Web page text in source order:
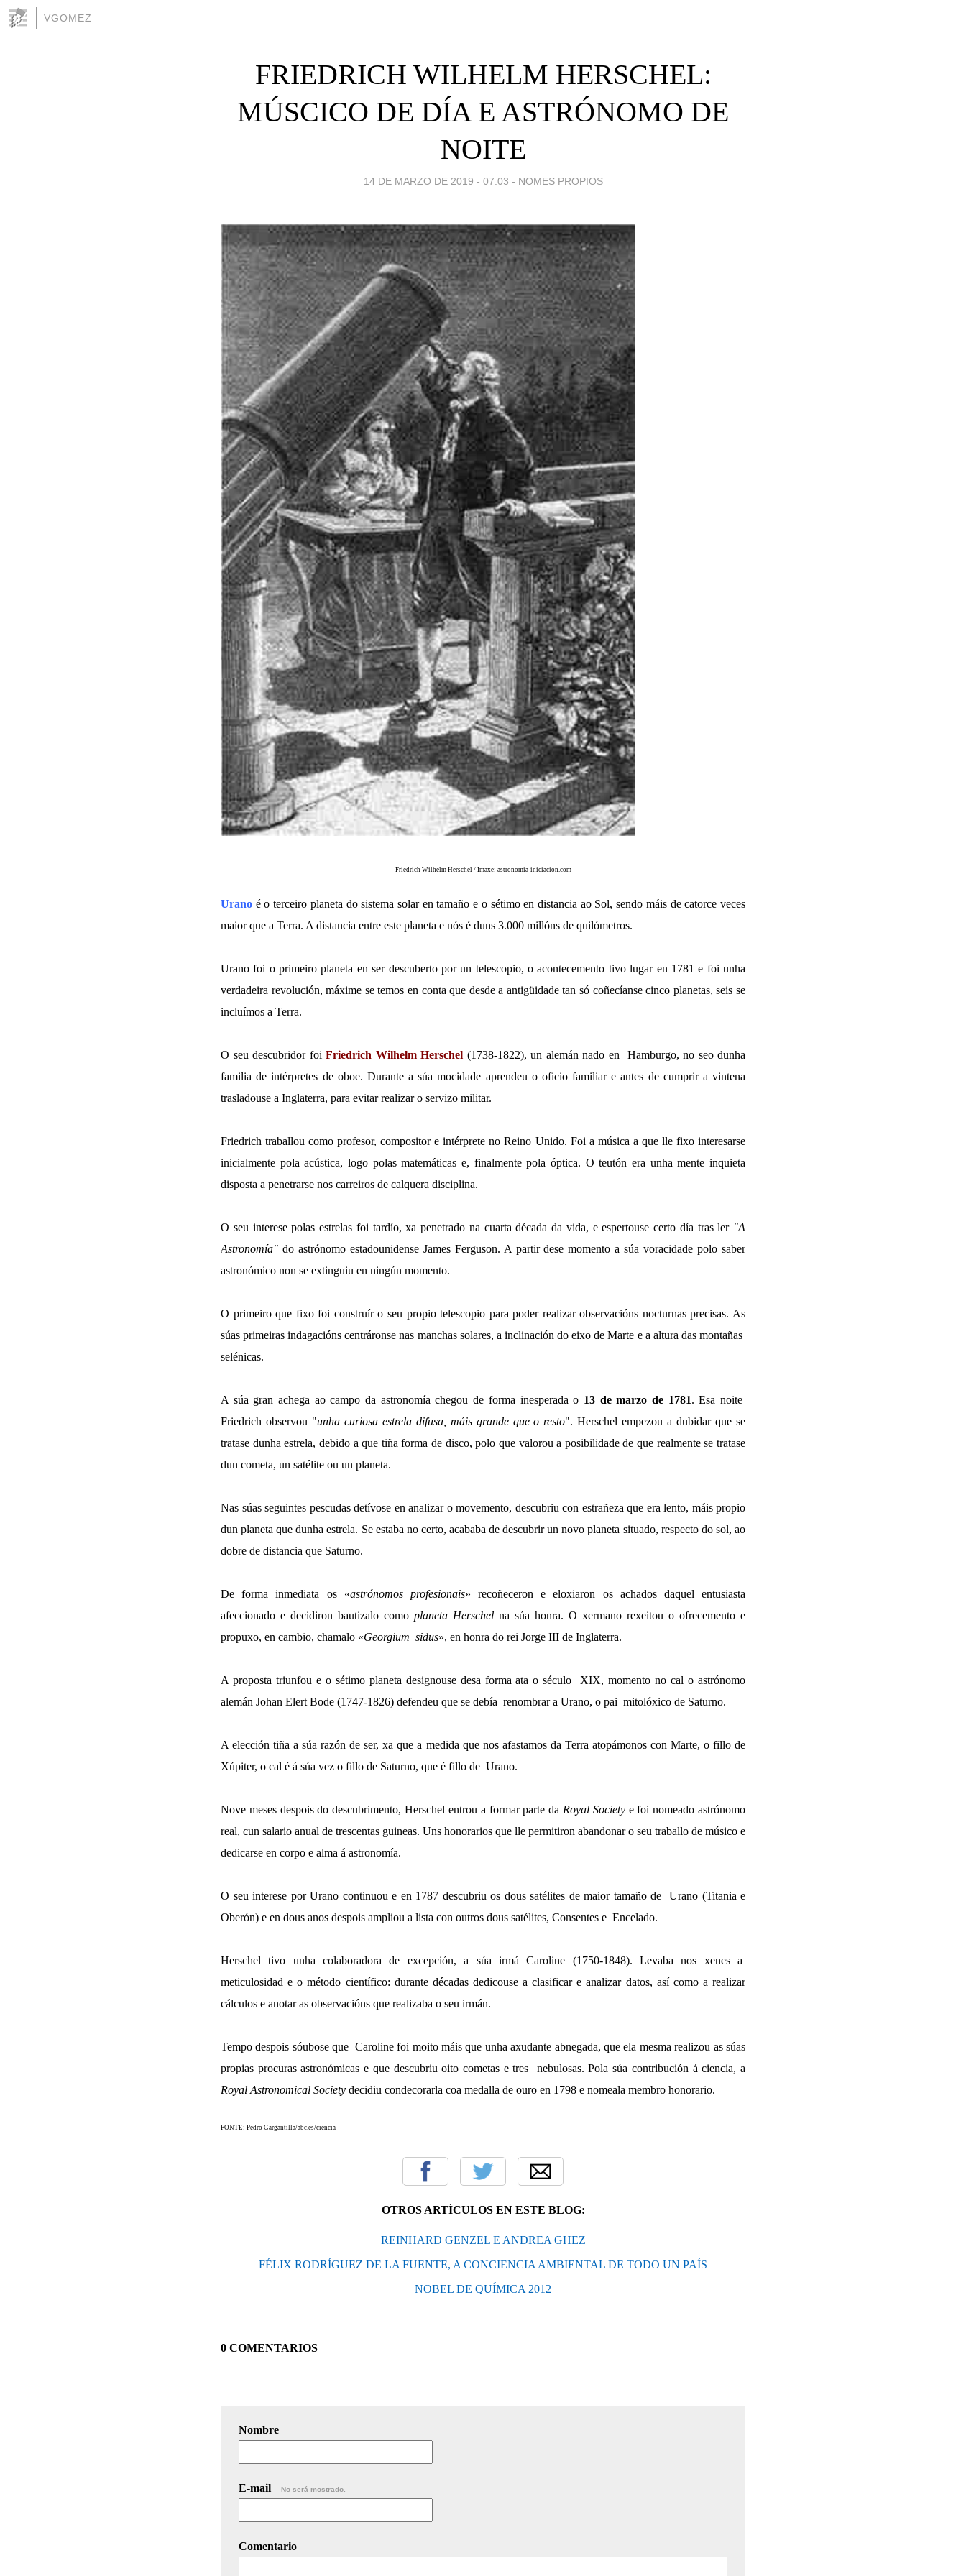
VGOMEZ
FRIEDRICH WILHELM HERSCHEL:
MÚSCICO DE DÍA E ASTRÓNOMO DE
NOITE
14 DE MARZO DE 2019 - 07:03 - NOMES PROPIOS
Friedrich Wilhelm Herschel / Imaxe: astronomia-iniciacion.com
Urano é o terceiro planeta do sistema solar en tamaño e o sétimo en distancia ao Sol, sendo máis de catorce veces
maior que a Terra. A distancia entre este planeta e nós é duns 3.000 millóns de quilómetros.
Urano foi o primeiro planeta en ser descuberto por un telescopio, o acontecemento tivo lugar en 1781 e foi unha
verdadeira revolución, máxime se temos en conta que desde a antigüidade tan só coñecíanse cinco planetas, seis se
incluímos a Terra.
O seu descubridor foi Friedrich Wilhelm Herschel (1738-1822), un alemán nado en Hamburgo, no seo dunha
familia de intérpretes de oboe. Durante a súa mocidade aprendeu o oficio familiar e antes de cumprir a vintena
trasladouse a Inglaterra, para evitar realizar o servizo militar.
Friedrich traballou como profesor, compositor e intérprete no Reino Unido. Foi a música a que lle fixo interesarse
inicialmente pola acústica, logo polas matemáticas e, finalmente pola óptica. O teutón era unha mente inquieta
disposta a penetrarse nos carreiros de calquera disciplina.
O seu interese polas estrelas foi tardío, xa penetrado na cuarta década da vida, e espertouse certo día tras ler "A
Astronomía" do astrónomo estadounidense James Ferguson. A partir dese momento a súa voracidade polo saber
astronómico non se extinguiu en ningún momento.
O primeiro que fixo foi construír o seu propio telescopio para poder realizar observacións nocturnas precisas. As
súas primeiras indagacións centráronse nas manchas solares, a inclinación do eixo de Marte e a altura das montañas
selénicas.
A súa gran achega ao campo da astronomía chegou de forma inesperada o 13 de marzo de 1781. Esa noite
Friedrich observou "unha curiosa estrela difusa, máis grande que o resto". Herschel empezou a dubidar que se
tratase dunha estrela, debido a que tiña forma de disco, polo que valorou a posibilidade de que realmente se tratase
dun cometa, un satélite ou un planeta.
Nas súas seguintes pescudas detívose en analizar o movemento, descubriu con estrañeza que era lento, máis propio
dun planeta que dunha estrela. Se estaba no certo, acababa de descubrir un novo planeta situado, respecto do sol, ao
dobre de distancia que Saturno.
De forma inmediata os «astrónomos profesionais» recoñeceron e eloxiaron os achados daquel entusiasta
afeccionado e decidiron bautizalo como planeta Herschel na súa honra. O xermano rexeitou o ofrecemento e
propuxo, en cambio, chamalo «Georgium sidus», en honra do rei Jorge III de Inglaterra.
A proposta triunfou e o sétimo planeta designouse desa forma ata o século XIX, momento no cal o astrónomo
alemán Johan Elert Bode (1747-1826) defendeu que se debía renombrar a Urano, o pai mitolóxico de Saturno.
A elección tiña a súa razón de ser, xa que a medida que nos afastamos da Terra atopámonos con Marte, o fillo de
Xúpiter, o cal é á súa vez o fillo de Saturno, que é fillo de Urano.
Nove meses despois do descubrimento, Herschel entrou a formar parte da Royal Societye foi nomeado astrónomo
real, cun salario anual de trescentas guineas. Uns honorarios que lle permitiron abandonar o seu traballo de músico e
dedicarse en corpo e alma á astronomía.
O seu interese por Urano continuou e en 1787 descubriu os dous satélites de maior tamaño de Urano (Titania e
Oberón) e en dous anos despois ampliou a lista con outros dous satélites, Consentes e Encelado.
Herschel tivo unha colaboradora de excepción, a súa irmá Caroline (1750-1848). Levaba nos xenes a
meticulosidad e o método científico: durante décadas dedicouse a clasificar e analizar datos, así como a realizar
cálculos e anotar as observacións que realizaba o seu irmán.
Tempo despois sóubose que Caroline foi moito máis que unha axudante abnegada, que ela mesma realizou as súas
propias procuras astronómicas e que descubriu oito cometas e tres nebulosas. Pola súa contribución á ciencia, a
Royal Astronomical Society decidiu condecorarla coa medalla de ouro en 1798 e nomeala membro honorario.
FONTE: Pedro Gargantilla/abc.es/ciencia
OTROS ARTÍCULOS EN ESTE BLOG:
REINHARD GENZEL E ANDREA GHEZ
FÉLIX RODRÍGUEZ DE LA FUENTE, A CONCIENCIA AMBIENTAL DE TODO UN PAÍS
NOBEL DE QUÍMICA 2012
0 COMENTARIOS
Nombre
E-mail No será mostrado.
Comentario